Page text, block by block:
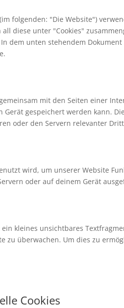
(im folgenden: "Die Website")
diese unter "Cookies"
dem unten stehendem
mit den Seiten einer
Gerät gespeichert werden kann.
oder den Servern relevanter
wird, um unserer Website
oder auf deinem Gerät
ein kleines unsichtbares
zu überwachen. Um dies zu
Cookies